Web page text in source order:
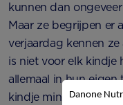
kunnen dan
Maar ze begrijpen er
verjaardag kennen
is niet voor elk kindje
allemaal in hun
kindje minderDanone